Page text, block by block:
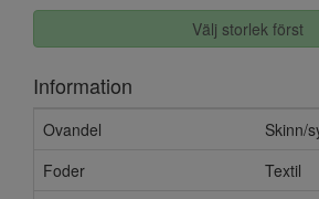
Välj storlek först
Information
Ovandel
Skinn/
Foder
Textil